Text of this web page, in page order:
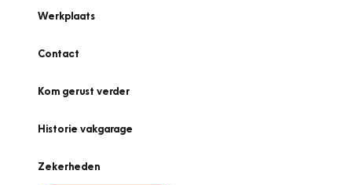
Werkplaats
Contact
Kom gerust verder
Historie vakgarage
Zekerheden